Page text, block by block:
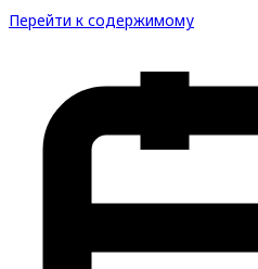
Перейти к содержимому